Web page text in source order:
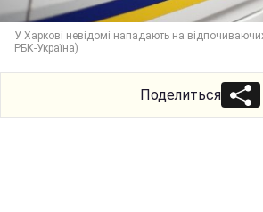
У Харкові невідомі нападають на
РБК-Україна)
Поделиться